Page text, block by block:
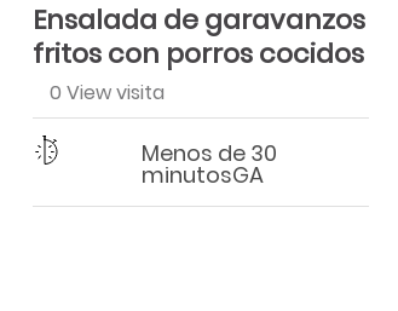
Ensalada de garavanzos
fritos con porros cocidos
0 View visita
Dificultad
Tiempo Menos de 30
minutosGA